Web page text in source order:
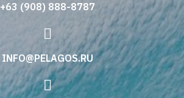
+63 (908) 888-8787
INFO@PELAGOS.RU